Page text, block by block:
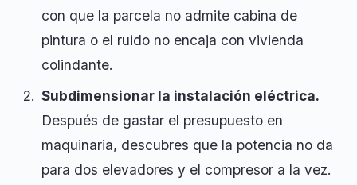
con que la parcela no admite cabina de
pintura o el ruido no encaja con vivienda
colindante.
Subdimensionar la instalación eléctrica.
Después de gastar el presupuesto en
maquinaria, descubres que la potencia no da
para dos elevadores y el compresor a la vez.